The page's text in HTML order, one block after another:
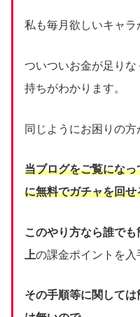
私も毎月欲しいキャラ
ついついお金が足り
持ちがわかります。
同じようにお困りの方
当ブログをご覧にな
に無料でガチャを回
このやり方なら誰で
上の課金ポイントを入
その手順等に関して